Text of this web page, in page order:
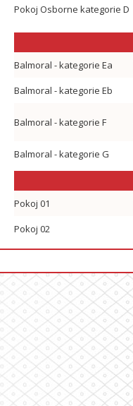
Pokoj Osborne kategorie D
Balmoral - kategorie Ea
Balmoral - kategorie Eb
Balmoral - kategorie F
Balmoral - kategorie G
Pokoj 01
Pokoj 02